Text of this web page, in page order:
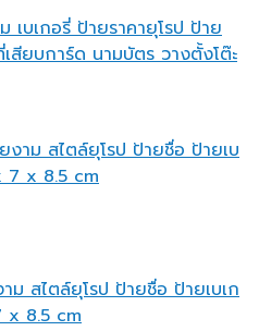
เบเกอรี่ ป้ายราคายุโรป ป้าย
สียบการ์ด นามบัตร วางตั้งโต๊ะ
ม สไตล์ยุโรป ป้ายชื่อ ป้ายเบเก
x 8.5 cm